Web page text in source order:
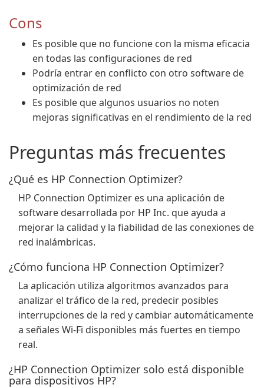
Cons
Es posible que no funcione con la misma eficacia
en todas las configuraciones de red
Podría entrar en conflicto con otro software de
optimización de red
Es posible que algunos usuarios no noten
mejoras significativas en el rendimiento de la red
Preguntas más frecuentes
¿Qué es HP Connection Optimizer?
HP Connection Optimizer es una aplicación de
software desarrollada por HP Inc. que ayuda a
mejorar la calidad y la fiabilidad de las conexiones de
red inalámbricas.
¿Cómo funciona HP Connection Optimizer?
La aplicación utiliza algoritmos avanzados para
analizar el tráfico de la red, predecir posibles
interrupciones de la red y cambiar automáticamente
a señales Wi-Fi disponibles más fuertes en tiempo
real.
¿HP Connection Optimizer solo está disponible
para dispositivos HP?